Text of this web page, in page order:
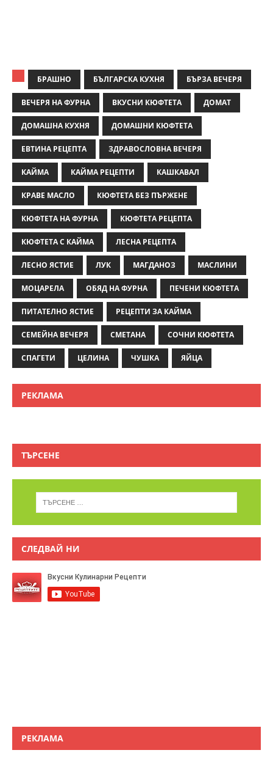
БРАШНО БЪЛГАРСКА КУХНЯ БЪРЗА ВЕЧЕРЯ
ВЕЧЕРЯ НА ФУРНА ВКУСНИ КЮФТЕТА ДОМАТ
ДОМАШНА КУХНЯ ДОМАШНИ КЮФТЕТА
ЕВТИНА РЕЦЕПТА ЗДРАВОСЛОВНА ВЕЧЕРЯ
КАЙМА КАЙМА РЕЦЕПТИ КАШКАВАЛ
КРАВЕ МАСЛО КЮФТЕТА БЕЗ ПЪРЖЕНЕ
КЮФТЕТА НА ФУРНА КЮФТЕТА РЕЦЕПТА
КЮФТЕТА С КАЙМА ЛЕСНА РЕЦЕПТА
ЛЕСНО ЯСТИЕ ЛУК МАГДАНОЗ МАСЛИНИ
МОЦАРЕЛА ОБЯД НА ФУРНА ПЕЧЕНИ КЮФТЕТА
ПИТАТЕЛНО ЯСТИЕ РЕЦЕПТИ ЗА КАЙМА
СЕМЕЙНА ВЕЧЕРЯ СМЕТАНА СОЧНИ КЮФТЕТА
СПАГЕТИ ЦЕЛИНА ЧУШКА ЯЙЦА
РЕКЛАМА
ТЪРСЕНЕ
СЛЕДВАЙ НИ
РЕКЛАМА